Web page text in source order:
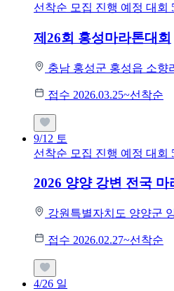
선착순 모집 진행 예정 대회
제26회 홍성마라톤대회
충남 홍성군 홍성읍 소향
접수 2026.03.25~선착순
9/12 토
선착순 모집 진행 예정 대회
2026 양양 강변 전국 마
강원특별자치도 양양군
접수 2026.02.27~선착순
4/26 일